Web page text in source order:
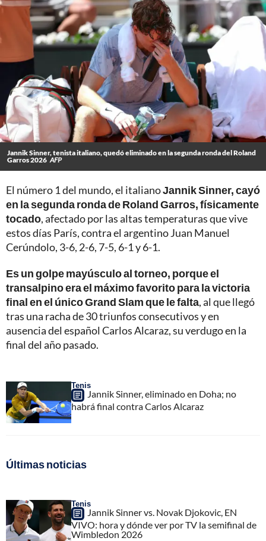
Jannik Sinner, tenista italiano, quedó eliminado en la segunda ronda del Roland
Garros 2026 AFP
El número 1 del mundo, el italianoJannik Sinner, cayó
en la segunda ronda de Roland Garros, físicamente
tocado, afectado por las altas temperaturas que vive
estos días París, contra el argentino Juan Manuel
Cerúndolo, 3-6, 2-6, 7-5, 6-1 y 6-1.
Es un golpe mayúsculo al torneo, porque el
transalpino era el máximo favorito para la victoria
final en el único Grand Slam que le falta, al que llegó
tras una racha de 30 triunfos consecutivos y en
ausencia del español Carlos Alcaraz, su verdugo en la
final del año pasado.
Tenis
Jannik Sinner, eliminado en Doha; no
habrá final contra Carlos Alcaraz
Últimas noticias
Tenis
Jannik Sinner vs. Novak Djokovic, EN
VIVO: hora y dónde ver por TV la semifinal de
Wimbledon 2026